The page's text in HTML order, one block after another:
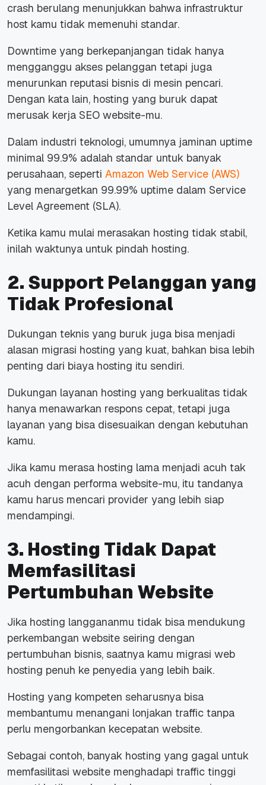
crash berulang menunjukkan bahwa infrastruktur
host kamu tidak memenuhi standar.
Downtime yang berkepanjangan tidak hanya
mengganggu akses pelanggan tetapi juga
menurunkan reputasi bisnis di mesin pencari.
Dengan kata lain, hosting yang buruk dapat
merusak kerja SEO website-mu.
Dalam industri teknologi, umumnya jaminan uptime
minimal 99.9% adalah standar untuk banyak
perusahaan, seperti Amazon Web Service (AWS)
yang menargetkan 99.99% uptime dalam Service
Level Agreement (SLA).
Ketika kamu mulai merasakan hosting tidak stabil,
inilah waktunya untuk pindah hosting.
2. Support Pelanggan yang
Tidak Profesional
Dukungan teknis yang buruk juga bisa menjadi
alasan migrasi hosting yang kuat, bahkan bisa lebih
penting dari biaya hosting itu sendiri.
Dukungan layanan hosting yang berkualitas tidak
hanya menawarkan respons cepat, tetapi juga
layanan yang bisa disesuaikan dengan kebutuhan
kamu.
Jika kamu merasa hosting lama menjadi acuh tak
acuh dengan performa website-mu, itu tandanya
kamu harus mencari provider yang lebih siap
mendampingi.
3. Hosting Tidak Dapat
Memfasilitasi
Pertumbuhan Website
Jika hosting langgananmu tidak bisa mendukung
perkembangan website seiring dengan
pertumbuhan bisnis, saatnya kamu migrasi web
hosting penuh ke penyedia yang lebih baik.
Hosting yang kompeten seharusnya bisa
membantumu menangani lonjakan traffic tanpa
perlu mengorbankan kecepatan website.
Sebagai contoh, banyak hosting yang gagal untuk
memfasilitasi website menghadapi traffic tinggi